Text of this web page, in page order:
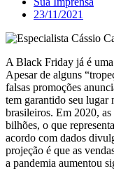
23/11/2021
A Black Friday já é
Apesar de alguns
falsas promoções
tem garantido seu lugar
brasileiros. Em 2020,
bilhões, o que
acordo com dados
projeção é que as
a pandemia aumentou